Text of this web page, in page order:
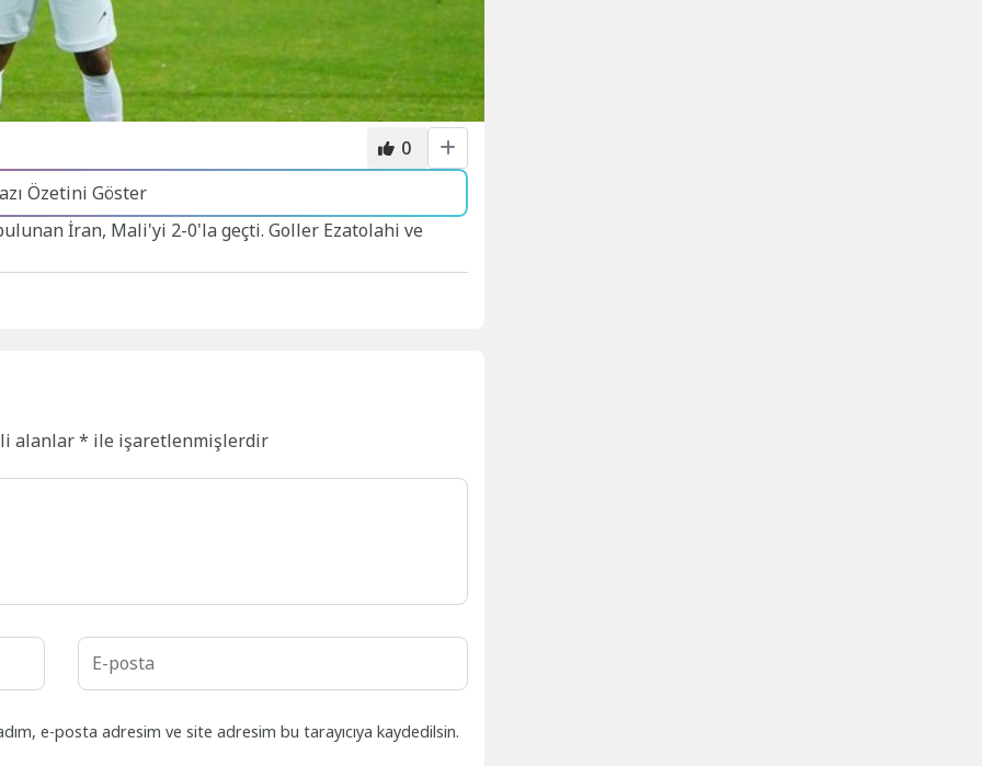
0
Özetini Göster
İran, Mali'yi 2-0'la geçti. Goller Ezatolahi ve
alanlar* ile işaretlenmişlerdir
e-posta adresim ve site adresim bu tarayıcıya kaydedilsin.